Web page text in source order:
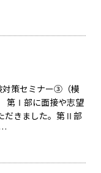
対策セミナー③（模
第Ⅰ部に面接や志望
だきました。第Ⅱ部